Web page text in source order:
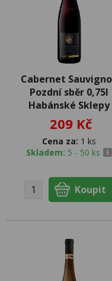
Cabernet
Pozdní sběr 0,75l
Habánské Sklepy
209 Kč
Cena za: 1 ks
Skladem: 5 - 50 ks